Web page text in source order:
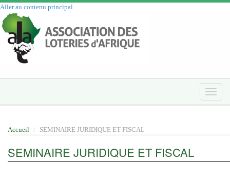
Aller au contenu principal
Toggle
Accueil SEMINAIRE JURIDIQUE ET FISCAL
SEMINAIRE JURIDIQUE ET FISCAL